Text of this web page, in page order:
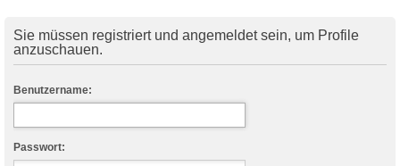
Sie müssen registriert und angemeldet sein, um Profile
anzuschauen.
Benutzername:
Passwort: